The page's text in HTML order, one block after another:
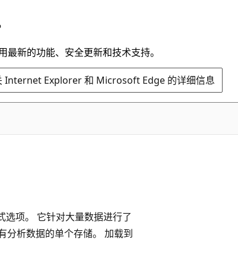
新的功能、安全更新和技术支持。
Internet Explorer 和 Microsoft Edge 的详细信息
项。 它针对大量数据进行了
分析数据的单个存储。 加载到